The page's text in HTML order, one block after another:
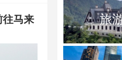
往马来 旅